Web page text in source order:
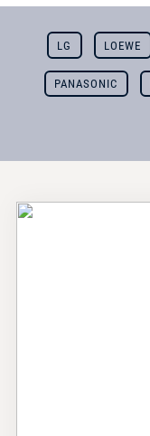
LG LOEWE
PANASONIC